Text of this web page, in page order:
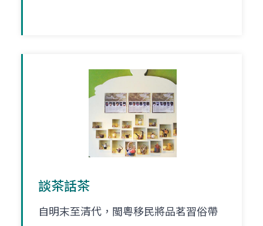
談茶話茶
自明末至清代，閩粵移民將品茗習俗帶